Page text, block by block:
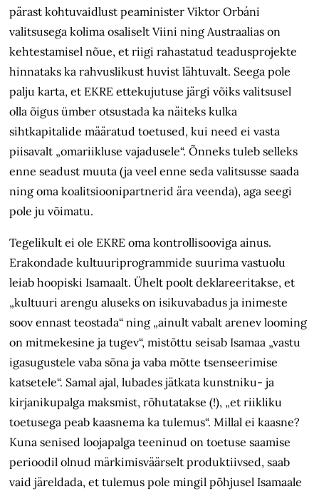
pärast kohtuvaidlust peaminister Viktor Orbáni
valitsusega kolima osaliselt Viini ning Austraalias on
kehtestamisel nõue, et riigi rahastatud teadusprojekte
hinnataks ka rahvuslikust huvist lähtuvalt. Seega pole
palju karta, et EKRE ettekujutuse järgi võiks valitsusel
olla õigus ümber otsustada ka näiteks kulka
sihtkapitalide määratud toetused, kui need ei vasta
piisavalt „omariikluse vajadusele“. Õnneks tuleb selleks
enne seadust muuta (ja veel enne seda valitsusse saada
ning oma koalitsioonipartnerid ära veenda), aga seegi
pole ju võimatu.
Tegelikult ei ole EKRE oma kontrollisooviga ainus.
Erakondade kultuuriprogrammide suurima vastuolu
leiab hoopiski Isamaalt. Ühelt poolt deklareeritakse, et
„kultuuri arengu aluseks on isikuvabadus ja inimeste
soov ennast teostada“ ning „ainult vabalt arenev looming
on mitmekesine ja tugev“, mistõttu seisab Isamaa „vastu
igasugustele vaba sõna ja vaba mõtte tsenseerimise
katsetele“. Samal ajal, lubades jätkata kunstniku- ja
kirjanikupalga maksmist, rõhutatakse (!), „et riikliku
toetusega peab kaasnema ka tulemus“. Millal ei kaasne?
Kuna senised loojapalga teeninud on toetuse saamise
perioodil olnud märkimisväärselt produktiivsed, saab
vaid järeldada, et tulemus pole mingil põhjusel Isamaale